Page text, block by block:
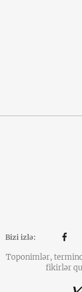
Bizi izlə:
Toponimlər,
fikirlər